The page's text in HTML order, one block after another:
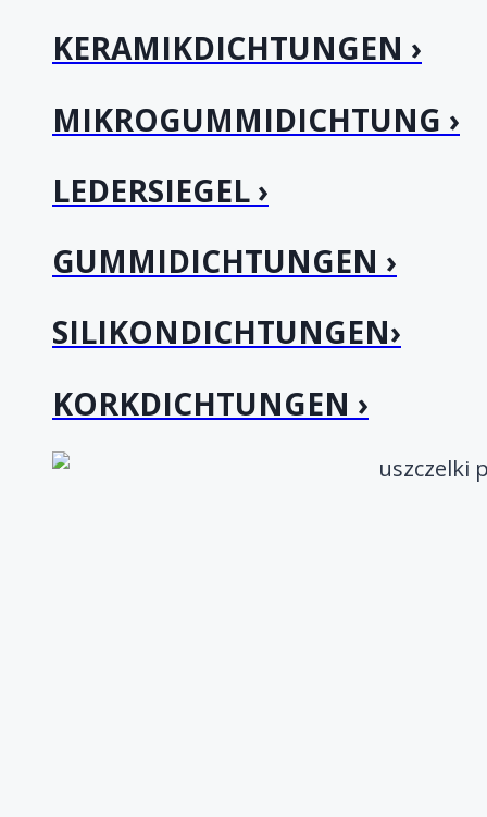
KERAMIKDICHTUNGEN ›
MIKROGUMMIDICHTUNG ›
LEDERSIEGEL ›
GUMMIDICHTUNGEN ›
SILIKONDICHTUNGEN›
KORKDICHTUNGEN ›